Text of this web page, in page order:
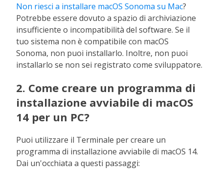
Non riesci a installare macOS Sonoma su Mac?
Potrebbe essere dovuto a spazio di archiviazione
insufficiente o incompatibilità del software. Se il
tuo sistema non è compatibile con macOS
Sonoma, non puoi installarlo. Inoltre, non puoi
installarlo se non sei registrato come sviluppatore.
2. Come creare un programma di
installazione avviabile di macOS
14 per un PC?
Puoi utilizzare il Terminale per creare un
programma di installazione avviabile di macOS 14.
Dai un'occhiata a questi passaggi: